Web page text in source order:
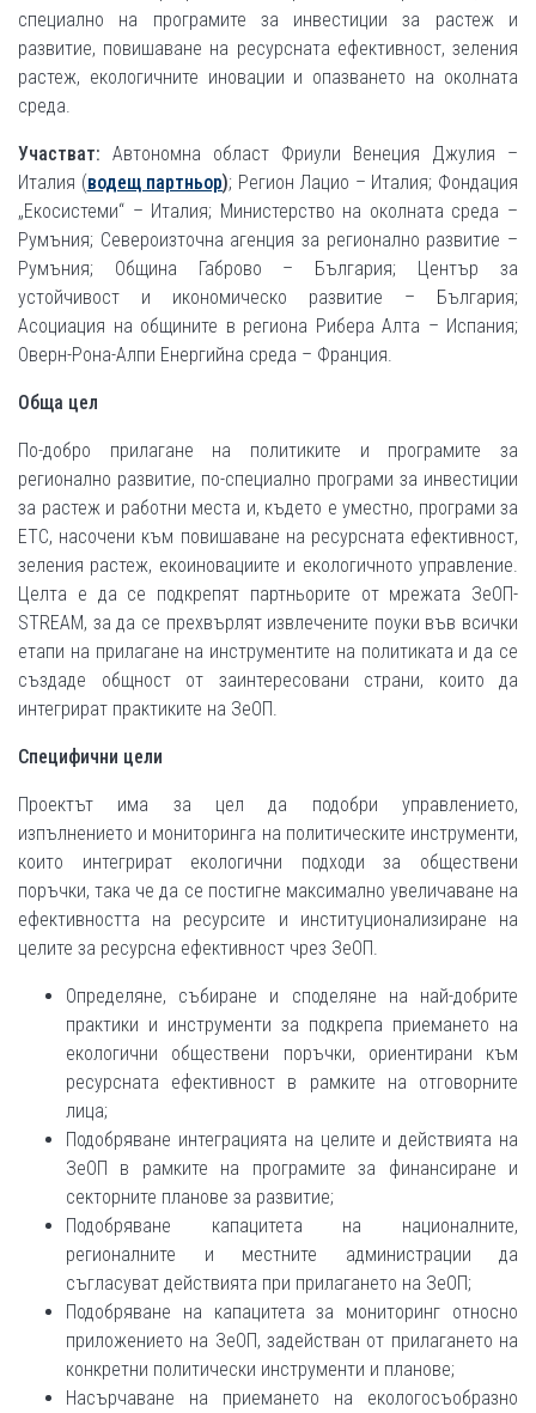
специално на програмите за инвестиции за растеж и
развитие, повишаване на ресурсната ефективност, зеления
растеж, екологичните иновации и опазването на околната
среда.
Участват: Автономна област Фриули Венеция Джулия –
Италия (водещ партньор); Регион Лацио – Италия; Фондация
„Екосистеми“ – Италия; Министерство на околната среда –
Румъния; Североизточна агенция за регионално развитие –
Румъния; Община Габрово – България; Център за
устойчивост и икономическо развитие – България;
Асоциация на общините в региона Рибера Алта – Испания;
Оверн-Рона-Алпи Енергийна среда – Франция.
Обща цел
По-добро прилагане на политиките и програмите за
регионално развитие, по-специално програми за инвестиции
за растеж и работни места и, където е уместно, програми за
ЕТС, насочени към повишаване на ресурсната ефективност,
зеления растеж, екоиновациите и екологичното управление.
Целта е да се подкрепят партньорите от мрежата ЗеОП-
STREAM, за да се прехвърлят извлечените поуки във всички
етапи на прилагане на инструментите на политиката и да се
създаде общност от заинтересовани страни, които да
интегрират практиките на ЗеОП.
Специфични цели
Проектът има за цел да подобри управлението,
изпълнението и мониторинга на политическите инструменти,
които интегрират екологични подходи за обществени
поръчки, така че да се постигне максимално увеличаване на
ефективността на ресурсите и институционализиране на
целите за ресурсна ефективност чрез ЗеОП.
Определяне, събиране и споделяне на най-добрите
практики и инструменти за подкрепа приемането на
екологични обществени поръчки, ориентирани към
ресурсната ефективност в рамките на отговорните
лица;
Подобряване интеграцията на целите и действията на
ЗеОП в рамките на програмите за финансиране и
секторните планове за развитие;
Подобряване капацитета на националните,
регионалните и местните администрации да
съгласуват действията при прилагането на ЗеОП;
Подобряване на капацитета за мониторинг относно
приложението на ЗеОП, задействан от прилагането на
конкретни политически инструменти и планове;
Насърчаване на приемането на екологосъобразно